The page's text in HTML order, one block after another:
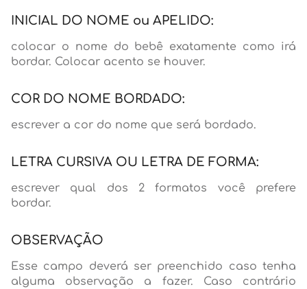
INICIAL DO NOME ou APELIDO:
colocar o nome do bebê exatamente como irá
bordar. Colocar acento se houver.
COR DO NOME BORDADO:
escrever a cor do nome que será bordado.
LETRA CURSIVA OU LETRA DE FORMA:
escrever qual dos 2 formatos você prefere
bordar.
OBSERVAÇÃO
Esse campo deverá ser preenchido caso tenha
alguma observação a fazer. Caso contrário